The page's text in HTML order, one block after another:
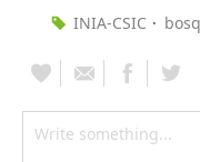
INIA-CSIC